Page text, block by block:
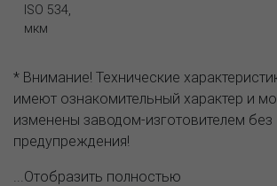
ISO 534,
мкм
* Внимание! Технические
имеют ознакомительный характер и
изменены заводом-изготовителем без
предупреждения!
...Отобразить полностью